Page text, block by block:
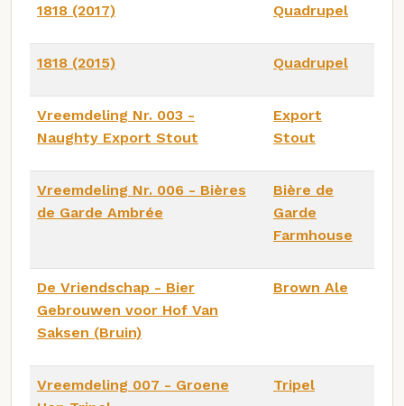
1818 (2017) Quadrupel
1818 (2015) Quadrupel
Vreemdeling Nr. 003 -
Naughty Export Stout
Export
Stout
Vreemdeling Nr. 006 - Bières
de Garde Ambrée
Bière de
Garde
Farmhouse
De Vriendschap - Bier
Gebrouwen voor Hof Van
Saksen (Bruin)
Brown Ale
Vreemdeling 007 - Groene
Tripel